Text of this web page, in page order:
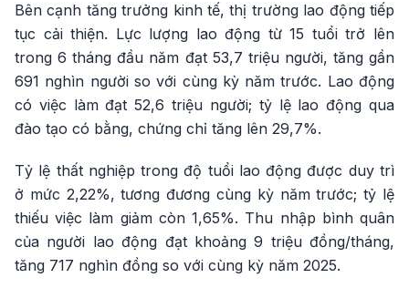
Bên cạnh tăng trưởng kinh tế, thị trường lao động tiếp
tục cải thiện. Lực lượng lao động từ 15 tuổi trở lên
trong 6 tháng đầu năm đạt 53,7 triệu người, tăng gần
691 nghìn người so với cùng kỳ năm trước. Lao động
có việc làm đạt 52,6 triệu người; tỷ lệ lao động qua
đào tạo có bằng, chứng chỉ tăng lên 29,7%.
Tỷ lệ thất nghiệp trong độ tuổi lao động được duy trì
ở mức 2,22%, tương đương cùng kỳ năm trước; tỷ lệ
thiếu việc làm giảm còn 1,65%. Thu nhập bình quân
của người lao động đạt khoảng 9 triệu đồng/tháng,
tăng 717 nghìn đồng so với cùng kỳ năm 2025.